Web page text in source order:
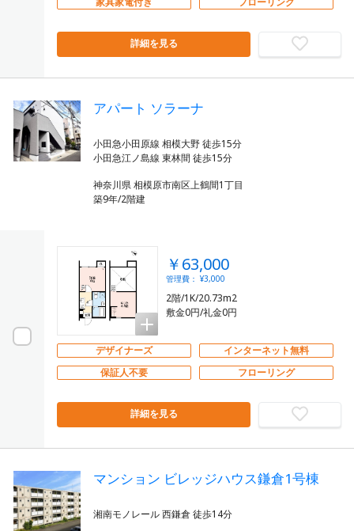
詳細を見る
アパート ソラーナ
小田急小田原線 相模大野 徒歩15分
神奈川県 相模原市南区上鶴間1丁目
築9年/2階建
￥63,000
管理費： ¥3,000
2階/1K/20.73m2
敷金0円/礼金0円
デザイナーズ
インターネット無料
保証人不要
フローリング
詳細を見る
マンション ビレッジハウス鎌倉1号棟